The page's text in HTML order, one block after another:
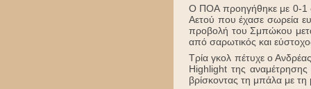
Ο ΠΟΑ προηγήθηκε με 0-1
Αετού που έχασε σωρεία
προβολή του Σμπώκου
από σαρωτικός και
Τρία γκολ πέτυχε ο
Highlight της
βρίσκοντας τη μπάλα με